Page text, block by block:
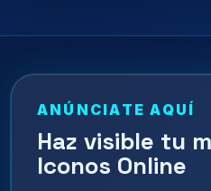
ANÚNCIATE AQUÍ
Haz visible tu
Iconos Online